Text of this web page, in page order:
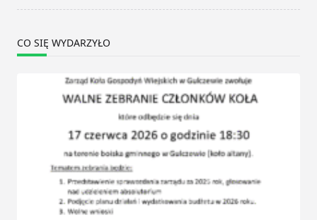
CO SIĘ WYDARZYŁO